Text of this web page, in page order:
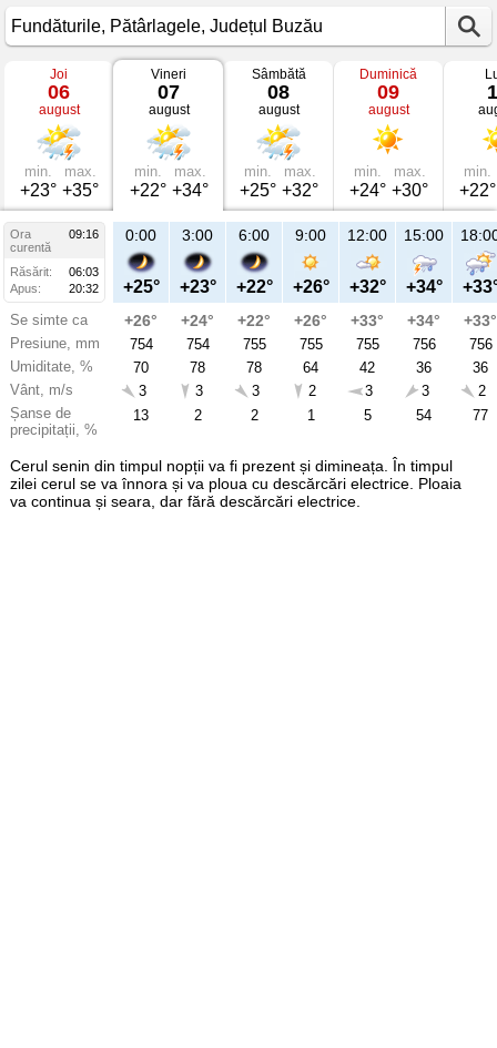
Vremea
Fundăturile
mâine
Pătârlagele,
Județul
Buzău
Joi
06
august
min.
+23°
max.
+35°
Vineri
07
august
min.
+22°
max.
+34°
Sâmbătă
08
august
min.
+25°
max.
+32°
Duminică
09
august
min.
+24°
max.
+30°
min.
+22°
Ora
09:16
curentă
Răsărit:
06:03
Apus:
20:32
Se simte ca
Presiune, mm
Umiditate, %
Vânt, m/s
Șanse de
precipitații, %
21:00
+28°
+29°
754
58
2
71
Vi
aug
0:00
+25°
+26°
754
70
3
13
3:00
+23°
+24°
754
78
3
2
6:00
+22°
+22°
755
78
3
2
9:00
+26°
+26°
755
64
2
1
12:00
+32°
+33°
755
42
3
5
15:00
+34°
+34°
756
36
3
54
+33°
756
36
2
77
Cerul senin din timpul nopții va fi prezent și dimineața. În timpul
zilei cerul se va înnora și va ploua cu descărcări electrice. Ploaia
va continua și seara, dar fără descărcări electrice.